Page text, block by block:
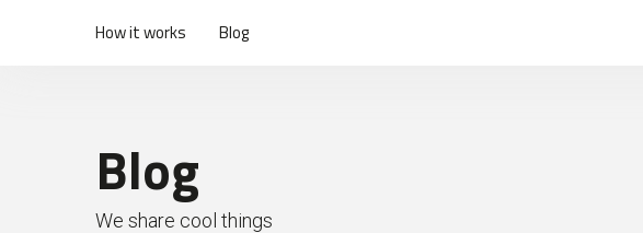
How it works Blog
Blog
We share cool things